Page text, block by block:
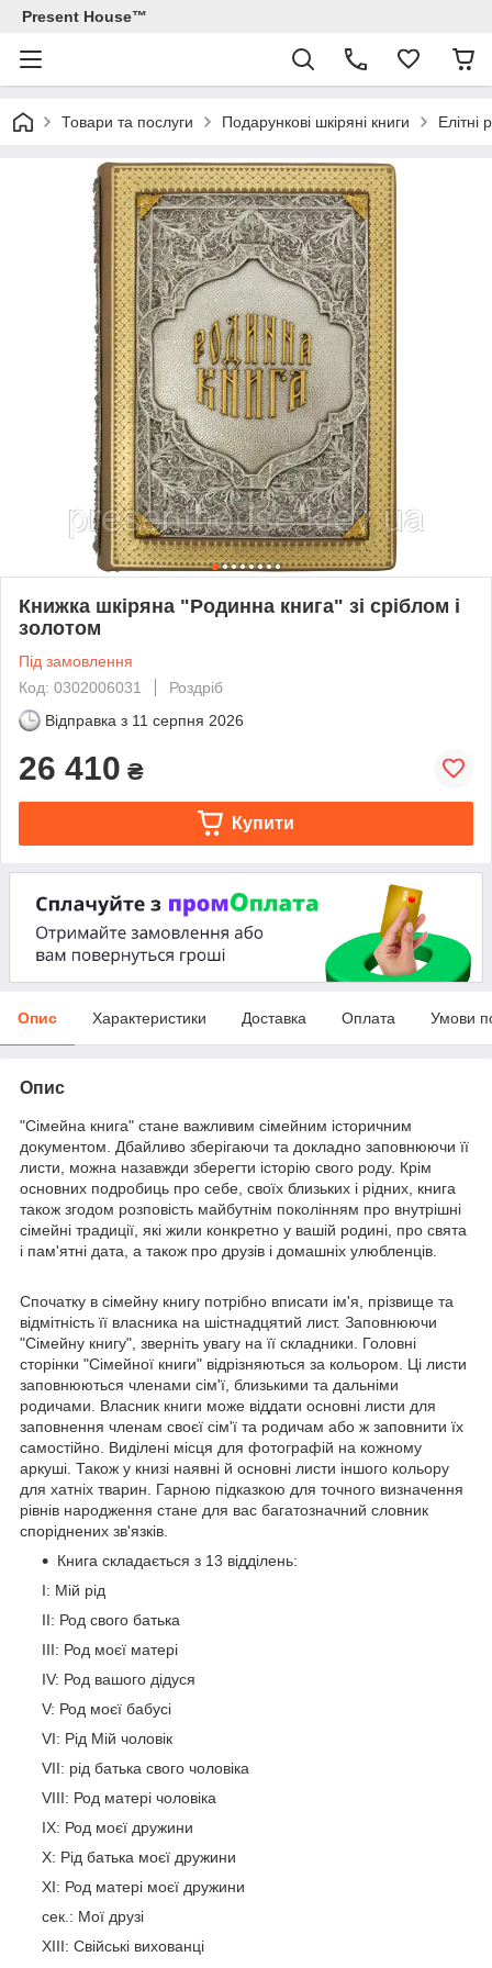
Present House™
Товари та послуги Подарункові шкіряні книги Елітні
Книжка шкіряна "Родинна книга" зі сріблом і
золотом
Під замовлення
Код: 0302006031
Роздріб
Відправка з 11 серпня 2026
26 410 ₴
Купити
Опис Характеристики Доставка Оплата Умови
Опис
"Сімейна книга" стане важливим сімейним історичним
документом. Дбайливо зберігаючи та докладно заповнюючи її
листи, можна назавжди зберегти історію свого роду. Крім
основних подробиць про себе, своїх близьких і рідних, книга
також згодом розповість майбутнім поколінням про внутрішні
сімейні традиції, які жили конкретно у вашій родині, про свята
і пам'ятні дата, а також про друзів і домашніх улюбленців.
Спочатку в сімейну книгу потрібно вписати ім'я, прізвище та
відмітність її власника на шістнадцятий лист. Заповнюючи
"Сімейну книгу", зверніть увагу на її складники. Головні
сторінки "Сімейної книги" відрізняються за кольором. Ці листи
заповнюються членами сім'ї, близькими та дальніми
родичами. Власник книги може віддати основні листи для
заповнення членам своєї сім'ї та родичам або ж заповнити їх
самостійно. Виділені місця для фотографій на кожному
аркуші. Також у книзі наявні й основні листи іншого кольору
для хатніх тварин. Гарною підказкою для точного визначення
рівнів народження стане для вас багатозначний словник
споріднених зв'язків.
Книга складається з 13 відділень:
I: Мій рід
II: Род свого батька
III: Род моєї матері
IV: Род вашого дідуся
V: Род моєї бабусі
VI: Рід Мій чоловік
VII: рід батька свого чоловіка
VIII: Род матері чоловіка
IX: Род моєї дружини
X: Рід батька моєї дружини
XI: Род матері моєї дружини
сек.: Мої друзі
XIII: Свійські вихованці